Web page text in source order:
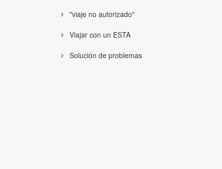
"viaje no autorizado"
Viajar con un ESTA
Solución de problemas